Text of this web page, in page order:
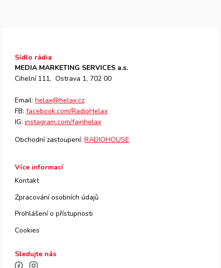
Sídlo rádia
MEDIA MARKETING SERVICES a.s.
Cihelní 111, Ostrava 1, 702 00
Email: helax@helax.cz
FB: facebook.com/RadioHelax
IG: instagram.com/fajnhelax
Obchodní zastoupení: RADIOHOUSE
Více informací
Kontakt
Zpracování osobních údajů
Prohlášení o přístupnosti
Cookies
Sledujte nás